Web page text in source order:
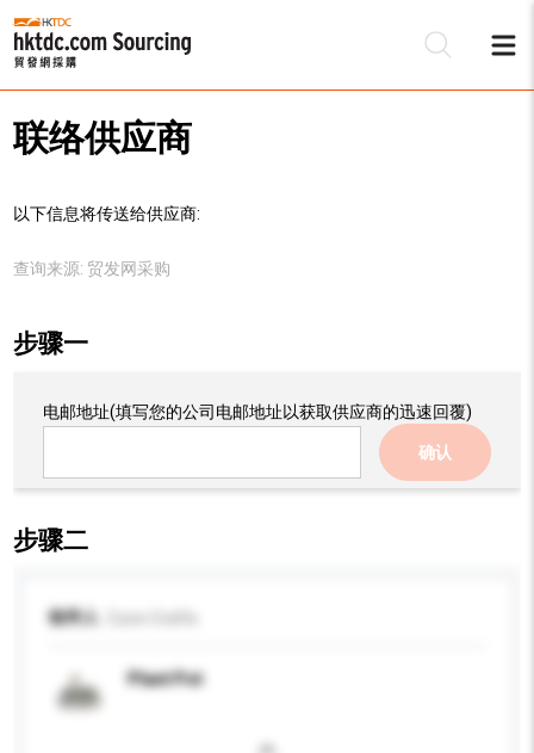
联络供应商
以下信息将传送给供应商:
查询来源: 贸发网采购
步骤一
电邮地址(填写您的公司电邮地址以获取供应商的迅速回覆)
确认
步骤二
收件人
Plant Pot